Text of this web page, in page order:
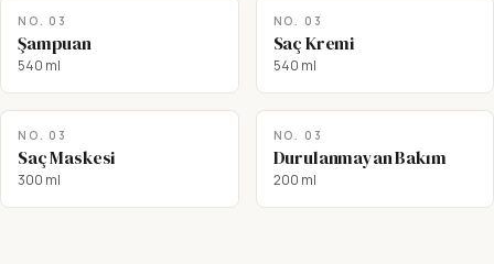
NO. 03
Şampuan
540 ml
NO. 03
Saç Kremi
540 ml
NO. 03
Saç Maskesi
300 ml
NO. 03
Durulanmayan Bakım
200 ml